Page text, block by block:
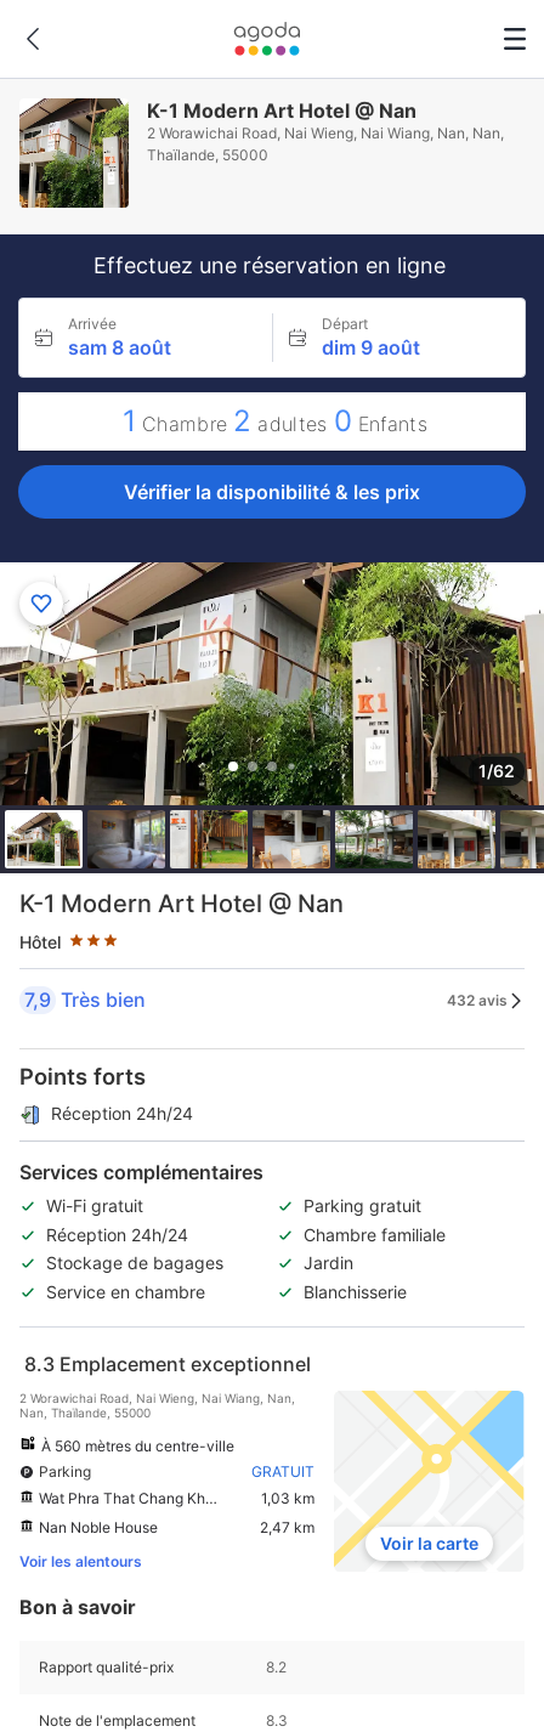
K-1 Modern Art Hotel @ Nan
2 Worawichai Road, Nai Wieng, Nai Wiang, Nan, Nan,
Thaïlande, 55000
Effectuez une réservation en ligne
Arrivée
sam 8 août
Départ
dim 9 août
1 Chambre 2 adultes 0 Enfants
Vérifier la disponibilité & les prix
1/62
K-1 Modern Art Hotel @ Nan
Hôtel
3 étoiles au classement par étoile
7,9 Très bien 432 avis
Points forts
Réception 24h/24
Services complémentaires
Wi-Fi gratuit
Parking gratuit
Réception 24h/24
Chambre familiale
Stockage de bagages
Jardin
Service en chambre
Blanchisserie
8.3 Emplacement exceptionnel
2 Worawichai Road, Nai Wieng, Nai Wiang, Nan,
Nan, Thaïlande, 55000
À 560 mètres du centre-ville
Parking
GRATUIT
Wat Phra That Chang Kham
1,03 km
Nan Noble House
2,47 km
Voir les alentours
Voir la carte
Bon à savoir
Rapport qualité-prix 8.2
Note de l'emplacement 8.3